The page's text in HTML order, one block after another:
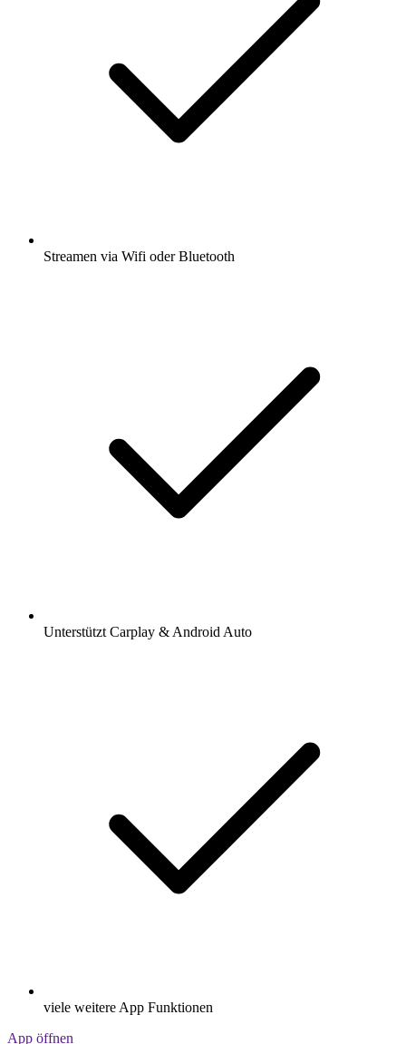
Streamen via Wifi oder Bluetooth
Unterstützt Carplay & Android Auto
viele weitere App Funktionen
App öffnen